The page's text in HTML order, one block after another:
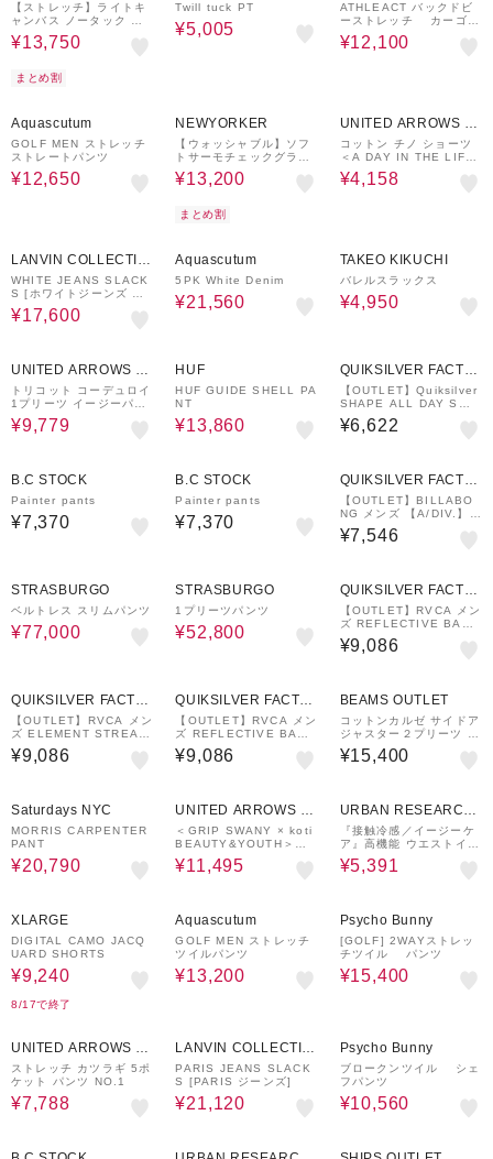
【ストレッチ】ライトキ
ャンバス ノータック シ
ャーリングアジャストパ
ンツ
¥13,750
まとめ割
Twill tuck PT
¥5,005
ATHLEACT バックドビ
ーストレッチ カーゴパ
ンツ
¥12,100
Aquascutum
GOLF MEN ストレッチ
ストレートパンツ
¥12,650
NEWYORKER
【ウォッシャブル】ソフ
トサーモチェックグラマ
シー パンツ
¥13,200
まとめ割
UNITED ARROWS O
UTLET
コットン チノ ショーツ
＜A DAY IN THE LIFE
＞
¥4,158
LANVIN COLLECTIO
N
WHITE JEANS SLACK
S [ホワイトジーンズ ス
ラックス]
¥17,600
Aquascutum
5PK White Denim
¥21,560
TAKEO KIKUCHI
バレルスラックス
¥4,950
UNITED ARROWS O
UTLET
トリコット コーデュロイ
1プリーツ イージーパン
ツ NO.5 ストレッチ
¥9,779
HUF
HUF GUIDE SHELL PA
NT
¥13,860
QUIKSILVER FACTO
RY OUTLET STORE
【OUTLET】Quiksilver
SHAPE ALL DAY SWE
AT PT メンズ ボトムス
パンツ
¥6,622
B.C STOCK
Painter pants
¥7,370
B.C STOCK
Painter pants
¥7,370
QUIKSILVER FACTO
RY OUTLET STORE
【OUTLET】BILLABO
NG メンズ 【A/DIV.】
SURFTREK PLUS PAN
T ロングパンツ 【2025
¥7,546
STRASBURGO
ベルトレス スリムパンツ
¥77,000
STRASBURGO
1プリーツパンツ
¥52,800
QUIKSILVER FACTO
RY OUTLET STORE
【OUTLET】RVCA メン
ズ REFLECTIVE BAS
PT セットアップボトム
ス WGR 【2024年冬モ
¥9,086
QUIKSILVER FACTO
RY OUTLET STORE
【OUTLET】RVCA メン
ズ ELEMENT STREAK
PT セットアップボトム
ス OWH 【2024年冬モ
¥9,086
QUIKSILVER FACTO
RY OUTLET STORE
【OUTLET】RVCA メン
ズ REFLECTIVE BAS
PT セットアップボトム
ス OWH 【2024年冬モ
¥9,086
BEAMS OUTLET
コットンカルゼ サイドア
ジャスター２プリーツ チ
ノパンツ
¥15,400
Saturdays NYC
MORRIS CARPENTER
PANT
¥20,790
UNITED ARROWS O
UTLET
＜GRIP SWANY × koti
BEAUTY&YOUTH＞フ
ィールド パンツ
¥11,495
URBAN RESEARCH
ware house
『接触冷感／イージーケ
ア』高機能 ウエストイー
ジーポリカーゴパンツ
¥5,391
XLARGE
DIGITAL CAMO JACQ
UARD SHORTS
¥9,240
8/17で終了
Aquascutum
GOLF MEN ストレッチ
ツイルパンツ
¥13,200
Psycho Bunny
[GOLF] 2WAYストレッ
チツイル パンツ
¥15,400
UNITED ARROWS O
UTLET
ストレッチ カツラギ 5ポ
ケット パンツ NO.1
¥7,788
LANVIN COLLECTIO
N
PARIS JEANS SLACK
S [PARIS ジーンズ]
¥21,120
Psycho Bunny
ブロークンツイル シェ
フパンツ
¥10,560